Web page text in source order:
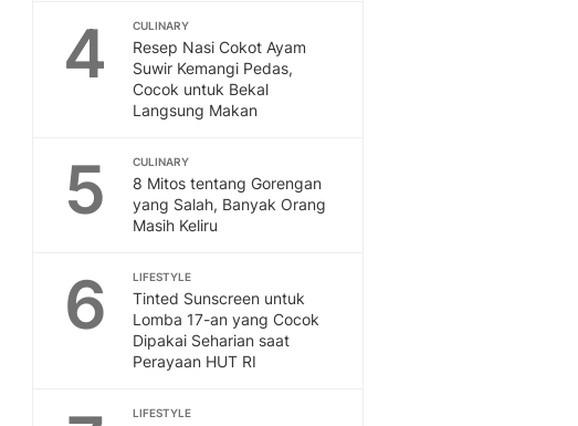
4 CULINARY
Resep Nasi Cokot Ayam
Suwir Kemangi Pedas,
Cocok untuk Bekal
Langsung Makan
5 CULINARY
8 Mitos tentang Gorengan
yang Salah, Banyak Orang
Masih Keliru
6 LIFESTYLE
Tinted Sunscreen untuk
Lomba 17-an yang Cocok
Dipakai Seharian saat
Perayaan HUT RI
LIFESTYLE